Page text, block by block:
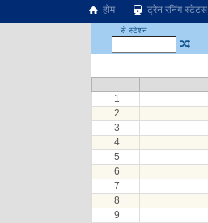
होम ट्रेन रनिंग स्टेटस
से स्टेशन
1
2
3
4
5
6
7
8
9